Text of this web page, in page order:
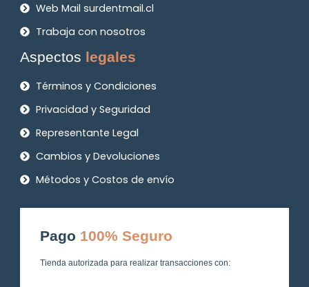
Web Mail surdentmail.cl
Trabaja con nosotros
Aspectos legales
Términos y Condiciones
Privacidad y Seguridad
Representante Legal
Cambios y Devoluciones
Métodos y Costos de envío
Pago 100% Seguro
Tienda autorizada para realizar transacciones con: